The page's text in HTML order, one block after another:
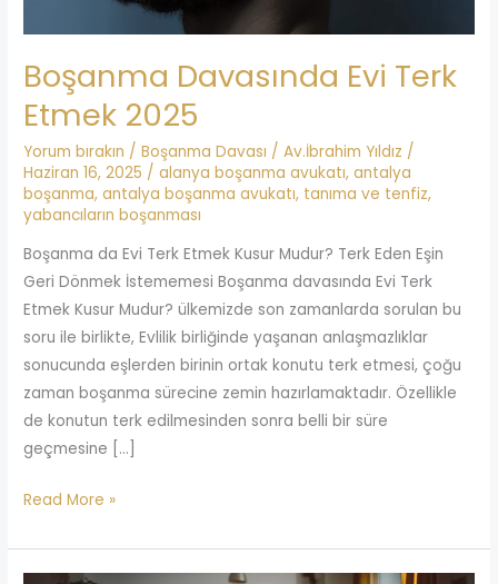
Boşanma Davasında Evi Terk
Etmek 2025
Yorum bırakın /Boşanma Davası /Av.İbrahim Yıldız /
Haziran 16, 2025 /alanya boşanma avukatı,antalya
boşanma,antalya boşanma avukatı, tanıma ve tenfiz,
yabancıların boşanması
Boşanma da Evi Terk Etmek Kusur Mudur? Terk Eden Eşin
Geri Dönmek İstememesi Boşanma davasında Evi Terk
Etmek Kusur Mudur? ülkemizde son zamanlarda sorulan bu
soru ile birlikte, Evlilik birliğinde yaşanan anlaşmazlıklar
sonucunda eşlerden birinin ortak konutu terk etmesi, çoğu
zaman boşanma sürecine zemin hazırlamaktadır. Özellikle
de konutun terk edilmesinden sonra belli bir süre
geçmesine […]
Read More »